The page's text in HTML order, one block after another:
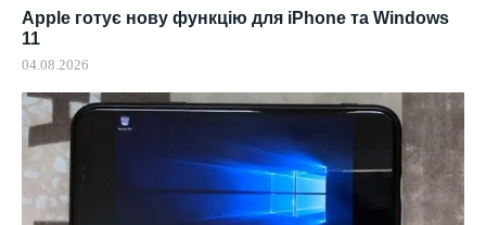
Apple готує нову функцію для iPhone та Windows
11
04.08.2026